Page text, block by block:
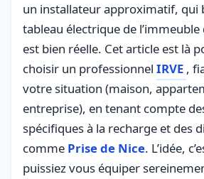
un installateur approximatif, qui
tableau électrique de l’immeuble
est bien réelle. Cet article est là
choisir un professionnel IRVE ,
votre situation (maison,
entreprise), en tenant compte
spécifiques à la recharge et des
comme Prise de Nice. L’idée,
puissiez vous équiper